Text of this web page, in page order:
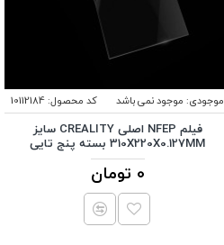
موجودی: موجود نمی باشد کد محصول:10112184
فیلم NFEP اصلی CREALITY سایز
310X220X0.127MM بسته پنج تایی
0 تومان